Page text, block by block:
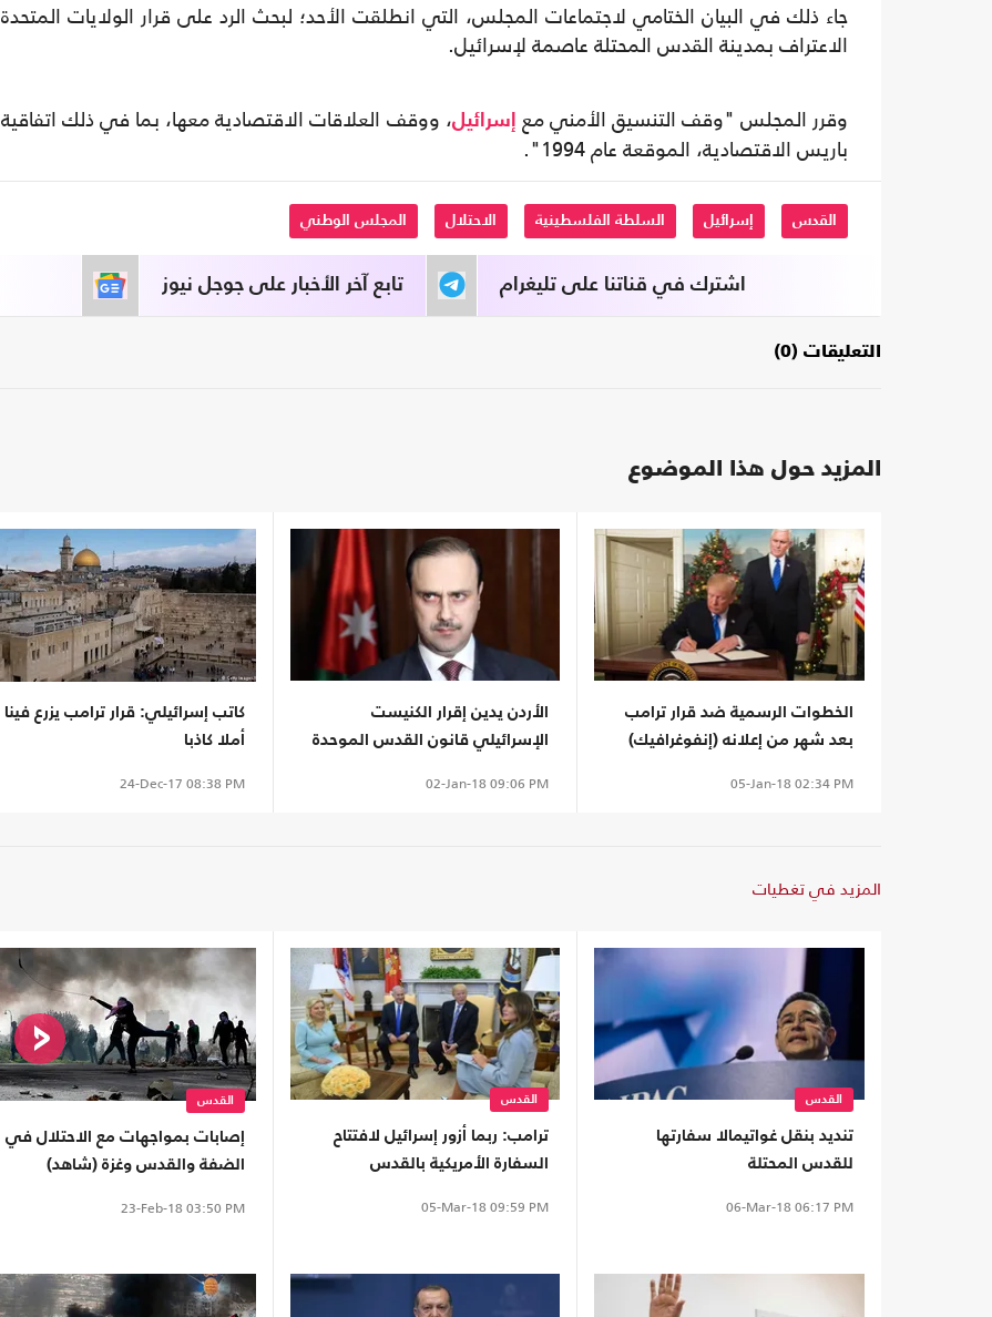
جاء ذلك في البيان الختامي لاجتماعات المجلس، التي انطلقت الأحد؛ لبحث الرد على قرار الولايات المتحدة
الاعتراف بمدينة القدس المحتلة عاصمة لإسرائيل.
وقرر المجلس "وقف التنسيق الأمني مع إسرائيل، ووقف العلاقات الاقتصادية معها، بما في ذلك اتفاقية
باريس الاقتصادية، الموقعة عام 1994".
القدس إسرائيل السلطة الفلسطينية الاحتلال المجلس الوطني
تابع آخر الأخبار على جوجل نيوز اشترك في قناتنا على تليغرام
التعليقات (0)
المزيد حول هذا الموضوع
الخطوات الرسمية ضد قرار ترامب
بعد شهر من إعلانه (إنفوغرافيك)
05-Jan-18 02:34 PM
الأردن يدين إقرار الكنيست
الإسرائيلي قانون القدس الموحدة
02-Jan-18 09:06 PM
كاتب إسرائيلي: قرار ترامب يزرع فينا
أملا كاذبا
24-Dec-17 08:38 PM
المزيد في تغطيات
القدس
تنديد بنقل غواتيمالا سفارتها
للقدس المحتلة
06-Mar-18 06:17 PM
القدس
ترامب: ربما أزور إسرائيل لافتتاح
السفارة الأمريكية بالقدس
05-Mar-18 09:59 PM
القدس
إصابات بمواجهات مع الاحتلال في
الضفة والقدس وغزة (شاهد)
23-Feb-18 03:50 PM